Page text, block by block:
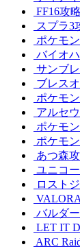
FF16攻略
スプラ3
ポケモ
バイオ
サンブ
ブレス
ポケモ
アルセ
ポケモ
ポケモ
あつ森
ユニコ
ロスト
バルダ
LET IT
ARC